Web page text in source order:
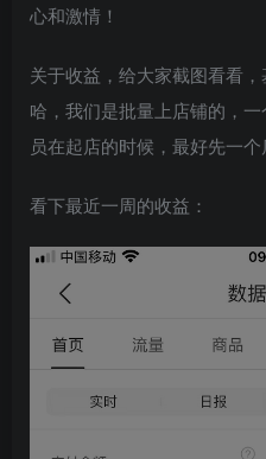
心和激情！
关于收益，给大家截图看看
哈，我们是批量上店铺的，
员在起店的时候，最好先一
看下最近一周的收益：